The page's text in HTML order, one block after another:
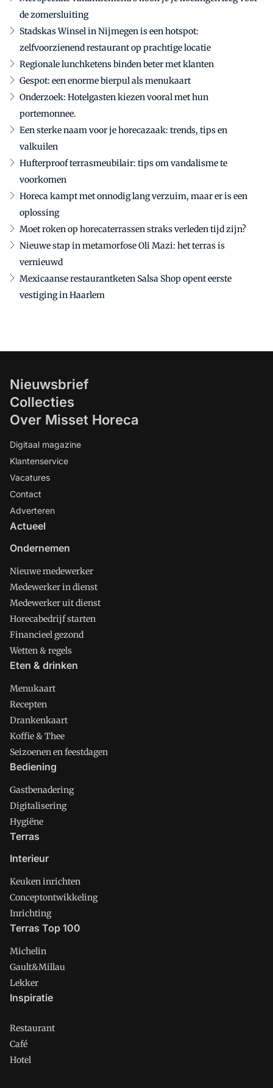
de zomersluiting
Stadskas Winsel in Nijmegen is een hotspot:
zelfvoorzienend restaurant op prachtige locatie
Regionale lunchketens binden beter met klanten
Gespot: een enorme bierpul als menukaart
Onderzoek: Hotelgasten kiezen vooral met hun
portemonnee.
Een sterke naam voor je horecazaak: trends, tips en
valkuilen
Hufterproof terrasmeubilair: tips om vandalisme te
voorkomen
Horeca kampt met onnodig lang verzuim, maar er is een
oplossing
Moet roken op horecaterrassen straks verleden tijd zijn?
Nieuwe stap in metamorfose Oli Mazi: het terras is
vernieuwd
Mexicaanse restaurantketen Salsa Shop opent eerste
vestiging in Haarlem
Nieuwsbrief
Collecties
Over Misset Horeca
Digitaal magazine
Klantenservice
Vacatures
Contact
Adverteren
Actueel
Ondernemen
Nieuwe medewerker
Medewerker in dienst
Medewerker uit dienst
Horecabedrijf starten
Financieel gezond
Wetten & regels
Eten & drinken
Menukaart
Recepten
Drankenkaart
Koffie & Thee
Seizoenen en feestdagen
Bediening
Gastbenadering
Digitalisering
Hygiëne
Terras
Interieur
Keuken inrichten
Conceptontwikkeling
Inrichting
Terras Top 100
Michelin
Gault&Millau
Lekker
Inspiratie
Restaurant
Café
Hotel